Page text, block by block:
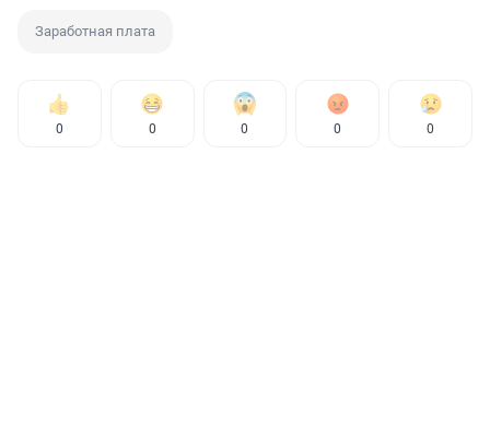
Заработная плата
0 0 0 0 0